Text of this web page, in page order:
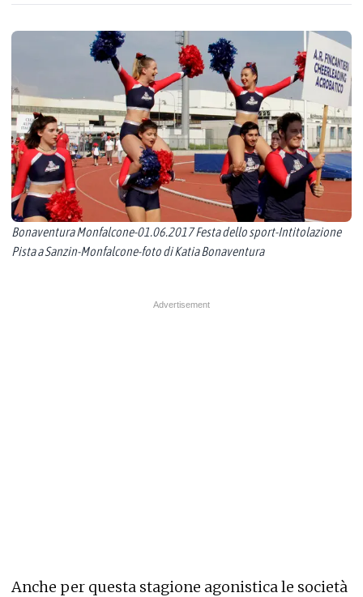
Bonaventura Monfalcone-01.06.2017 Festa dello sport-Intitolazione
Pista a Sanzin-Monfalcone-foto di Katia Bonaventura
Anche per questa stagione agonistica le società